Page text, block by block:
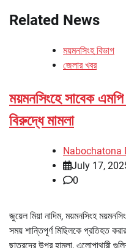
Related News
ময়মনসিংহ বিভাগ
জেলার খবর
ময়মনসিংহে সাবেক
বিরুদ্ধে মামলা
Nabochatona
July 17,
0
জুয়েল মিয়া নাদিম, ময়মনসিংহ
সময় শান্তিপূর্ণ মিছিলকে প্রতিহত
ছাত্রদের উপর হামলা, এলোপাথারী